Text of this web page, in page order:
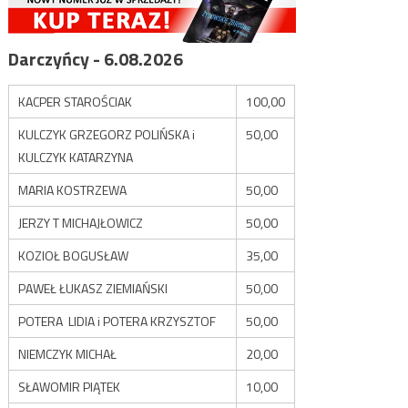
Darczyńcy - 6.08.2026
KACPER STAROŚCIAK
100,00
KULCZYK GRZEGORZ POLIŃSKA i
KULCZYK KATARZYNA
50,00
MARIA KOSTRZEWA
50,00
JERZY T MICHAJŁOWICZ
50,00
KOZIOŁ BOGUSŁAW
35,00
PAWEŁ ŁUKASZ ZIEMIAŃSKI
50,00
POTERA LIDIA i POTERA KRZYSZTOF
50,00
NIEMCZYK MICHAŁ
20,00
SŁAWOMIR PIĄTEK
10,00